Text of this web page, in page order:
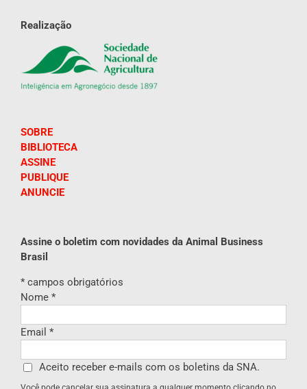
Realização
SOBRE
BIBLIOTECA
ASSINE
PUBLIQUE
ANUNCIE
Assine o boletim com novidades da Animal Business
Brasil
* campos obrigatórios
Nome *
Email *
Aceito receber e-mails com os boletins da SNA.